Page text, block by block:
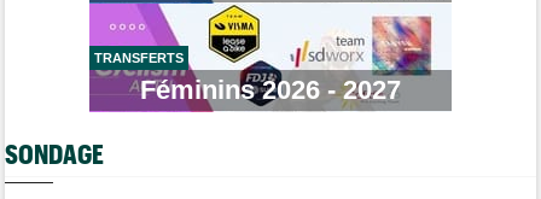
Tour de France Femmes
Marlen Reusser : "Le Mont Ventoux... on verra"
Isaac Del Toro prolonge avec UAE Team Emirates-XRG jusqu'en
TRANSFERTS
Féminins 2026 - 2027
SONDAGE